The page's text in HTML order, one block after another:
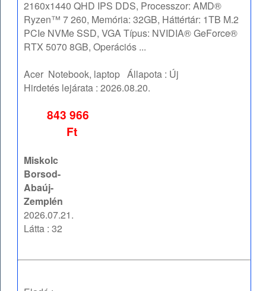
2160x1440 QHD IPS DDS, Processzor: AMD®
Ryzen™ 7 260, Memória: 32GB, Háttértár: 1TB M.2
PCIe NVMe SSD, VGA Típus: NVIDIA® GeForce®
RTX 5070 8GB, Operációs ...
Acer Notebook, laptop Állapota : Új
Hirdetés lejárata :2026.08.20.
843 966
Ft
Miskolc
Borsod-
Abaúj-
Zemplén
2026.07.21.
Látta : 32